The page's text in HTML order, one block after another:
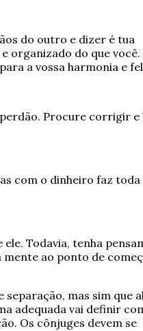
do outro e dizer é tua
organizado do que você.
a vossa harmonia e
Procure corrigir e
com o dinheiro faz toda
Todavia, tenha
mente ao ponto de
mas sim que
adequada vai definir
Os cônjuges devem se